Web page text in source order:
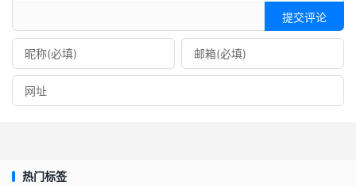
提交评论
热门标签